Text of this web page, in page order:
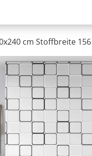
cm Stoffbreite